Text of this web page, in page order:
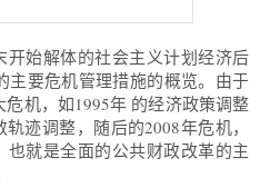
开始解体的社会主义计划经济后
主要危机管理措施的概览。由于
机，如1995年 的经济政策调整
迹调整，随后的2008年危机，
也就是全面的公共财政改革的主